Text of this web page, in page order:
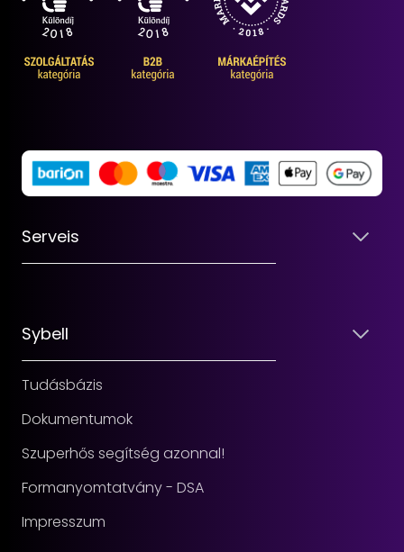
Serveis
Sybell
Tudásbázis
Dokumentumok
Szuperhős segítség azonnal!
Formanyomtatvány - DSA
Impresszum